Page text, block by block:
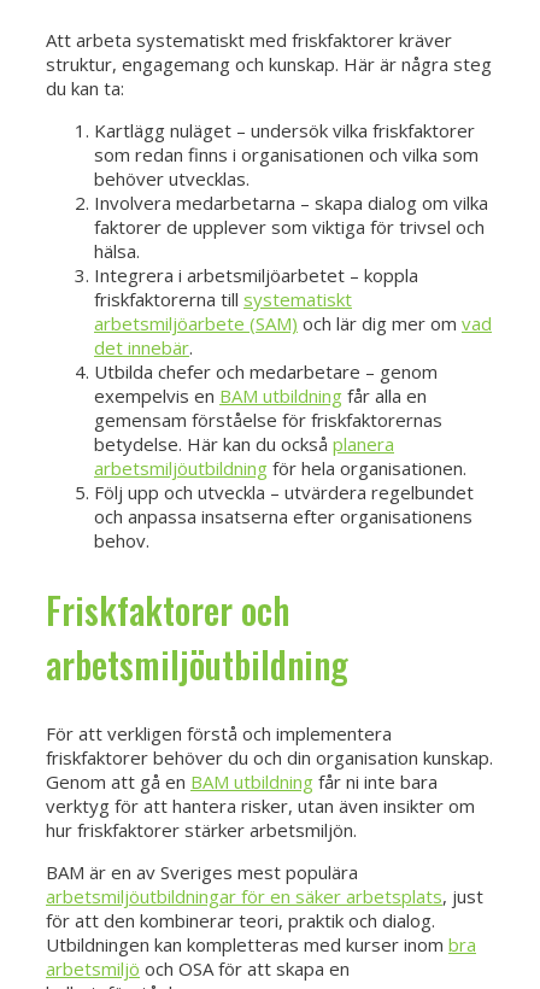
Att arbeta systematiskt med friskfaktorer kräver
struktur, engagemang och kunskap. Här är några steg
du kan ta:
Kartlägg nuläget – undersök vilka friskfaktorer
som redan finns i organisationen och vilka som
behöver utvecklas.
Involvera medarbetarna – skapa dialog om vilka
faktorer de upplever som viktiga för trivsel och
hälsa.
Integrera i arbetsmiljöarbetet – koppla
friskfaktorerna till systematiskt
arbetsmiljöarbete (SAM) och lär dig mer om vad
det innebär.
Utbilda chefer och medarbetare – genom
exempelvis en BAM utbildning får alla en
gemensam förståelse för friskfaktorernas
betydelse. Här kan du också planera
arbetsmiljöutbildning för hela organisationen.
Följ upp och utveckla – utvärdera regelbundet
och anpassa insatserna efter organisationens
behov.
Friskfaktorer och
arbetsmiljöutbildning
För att verkligen förstå och implementera
friskfaktorer behöver du och din organisation kunskap.
Genom att gå en BAM utbildning får ni inte bara
verktyg för att hantera risker, utan även insikter om
hur friskfaktorer stärker arbetsmiljön.
BAM är en av Sveriges mest populära
arbetsmiljöutbildningar för en säker arbetsplats, just
för att den kombinerar teori, praktik och dialog.
Utbildningen kan kompletteras med kurser inom bra
arbetsmiljö och OSA för att skapa en